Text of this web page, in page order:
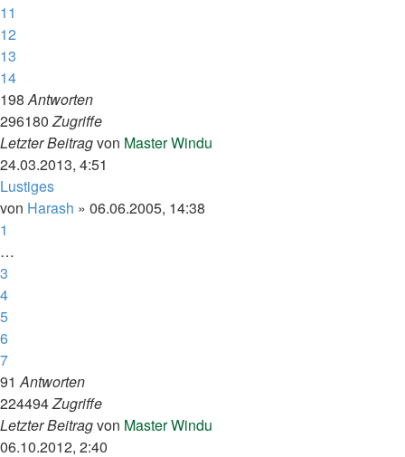
11
12
13
14
198Antworten
296180Zugriffe
Letzter Beitragvon Master Windu
24.03.2013, 4:51
Lustiges
von Harash » 06.06.2005, 14:38
1
…
3
4
5
6
7
91Antworten
224494Zugriffe
Letzter Beitragvon Master Windu
06.10.2012, 2:40